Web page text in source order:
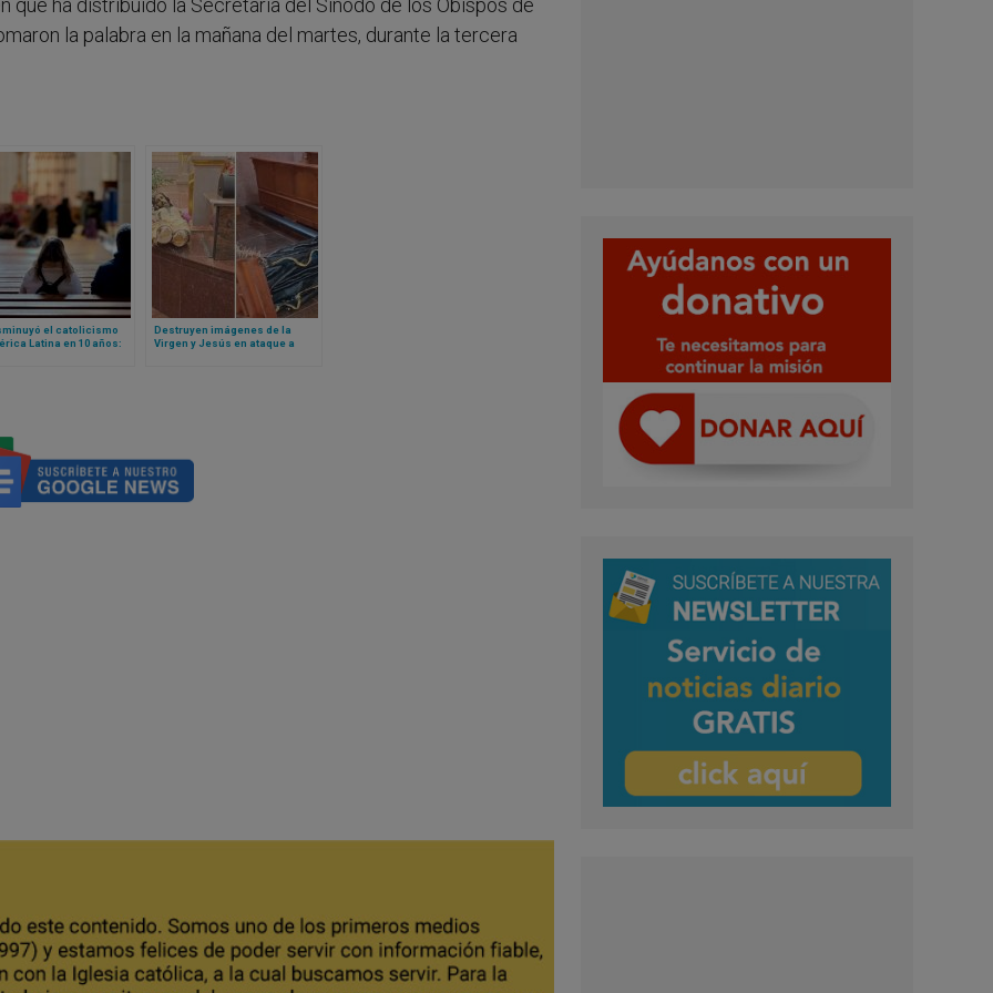
que ha distribuido la Secretaría del Sínodo de los Obispos de
la palabra en la mañana del martes, durante la tercera
el catolicismo
Latina en 10 años:
Destruyen imágenes de la
Virgen y Jesús en ataque a